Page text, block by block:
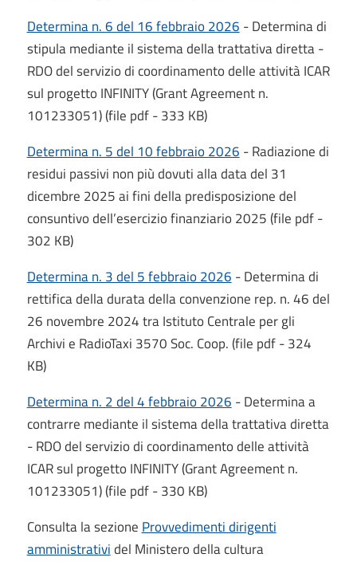
Determina n. 6 del 16 febbraio 2026 - Determina di
stipula mediante il sistema della trattativa diretta -
RDO del servizio di coordinamento delle attività ICAR
sul progetto INFINITY (Grant Agreement n.
101233051) (file pdf - 333 KB)
Determina n. 5 del 10 febbraio 2026 - Radiazione di
residui passivi non più dovuti alla data del 31
dicembre 2025 ai fini della predisposizione del
consuntivo dell’esercizio finanziario 2025 (file pdf -
302 KB)
Determina n. 3 del 5 febbraio 2026 - Determina di
rettifica della durata della convenzione rep. n. 46 del
26 novembre 2024 tra Istituto Centrale per gli
Archivi e RadioTaxi 3570 Soc. Coop. (file pdf - 324
KB)
Determina n. 2 del 4 febbraio 2026 - Determina a
contrarre mediante il sistema della trattativa diretta
- RDO del servizio di coordinamento delle attività
ICAR sul progetto INFINITY (Grant Agreement n.
101233051) (file pdf - 330 KB)
Consulta la sezione Provvedimenti dirigenti
amministratividel Ministero della cultura